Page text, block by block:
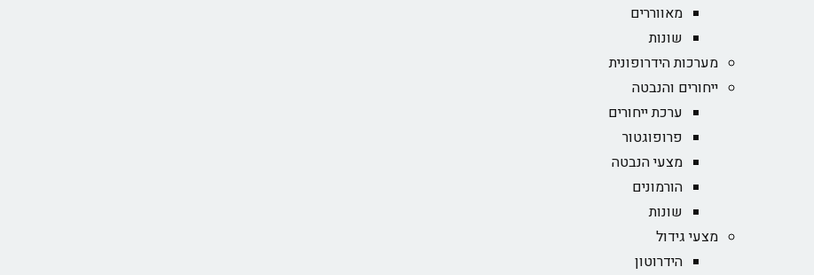
מאווררים
שונות
מערכות הידרופונית
ייחורים והנבטה
ערכת ייחורים
פרופוגטור
מצעי הנבטה
הורמונים
שונות
מצעי גידול
הידרוטון